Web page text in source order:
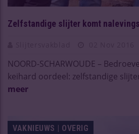
Zelfstandige slijter komt
NOORD-SCHARWOUDE –
keihard oordeel: zelfstandige
meer
VAKNIEUWS | OVERIG